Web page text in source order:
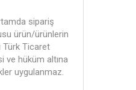
sipariş
ürün/ürünlerin
Türk Ticaret
ve hüküm altına
uygulanmaz.